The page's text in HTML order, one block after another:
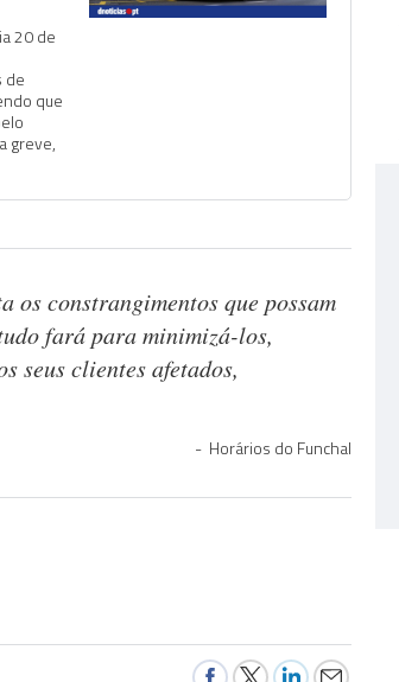
20 de
de
que
greve,
os constrangimentos que possam
fará para minimizá-los,
seus clientes afetados,
Horários do Funchal